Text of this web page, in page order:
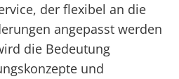
der flexibel an die
angepasst werden
die Bedeutung
und